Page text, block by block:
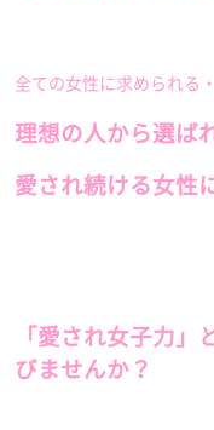
全ての女性に求められる
理想の人から選ば
愛され続ける女性
「愛され女子力
びませんか？